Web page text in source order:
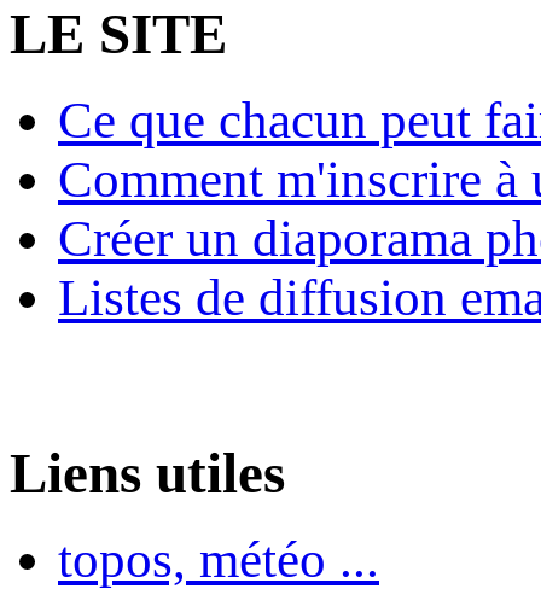
LE SITE
Ce que chacun peut
Comment m'inscrire à
Créer un diaporama
Listes de diffusion
Liens utiles
topos, météo ...